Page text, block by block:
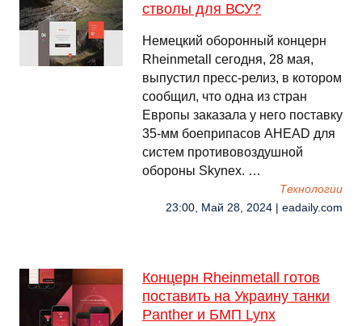
стволы для ВСУ?
Немецкий оборонный концерн
Rheinmetall сегодня, 28 мая,
выпустил пресс-релиз, в котором
сообщил, что одна из стран
Европы заказала у него поставку
35-мм боеприпасов AHEAD для
систем противовоздушной
обороны Skynex. …
Технологии
23:00, Май 28, 2024 | eadaily.com
Концерн Rheinmetall готов
поставить на Украину танки
Panther и БМП Lynx